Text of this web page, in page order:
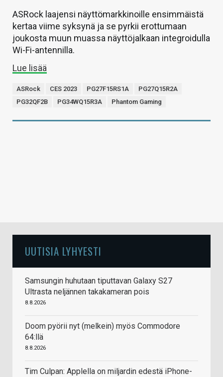
ASRock laajensi näyttömarkkinoille ensimmäistä
kertaa viime syksynä ja se pyrkii erottumaan
joukosta muun muassa näyttöjalkaan integroidulla
Wi-Fi-antennilla.
Lue lisää
ASRock CES 2023 PG27F15RS1A
PG27Q15R2A
PG32QF2B
PG34WQ15R3A Phantom Gaming
UUTISIA LYHYESTI
Samsungin huhutaan tiputtavan Galaxy S27
Ultrasta neljännen takakameran pois
8.8.2026
Doom pyörii nyt (melkein) myös Commodore
64:llä
8.8.2026
Tim Culpan: Applella on miljardin edestä iPhone-